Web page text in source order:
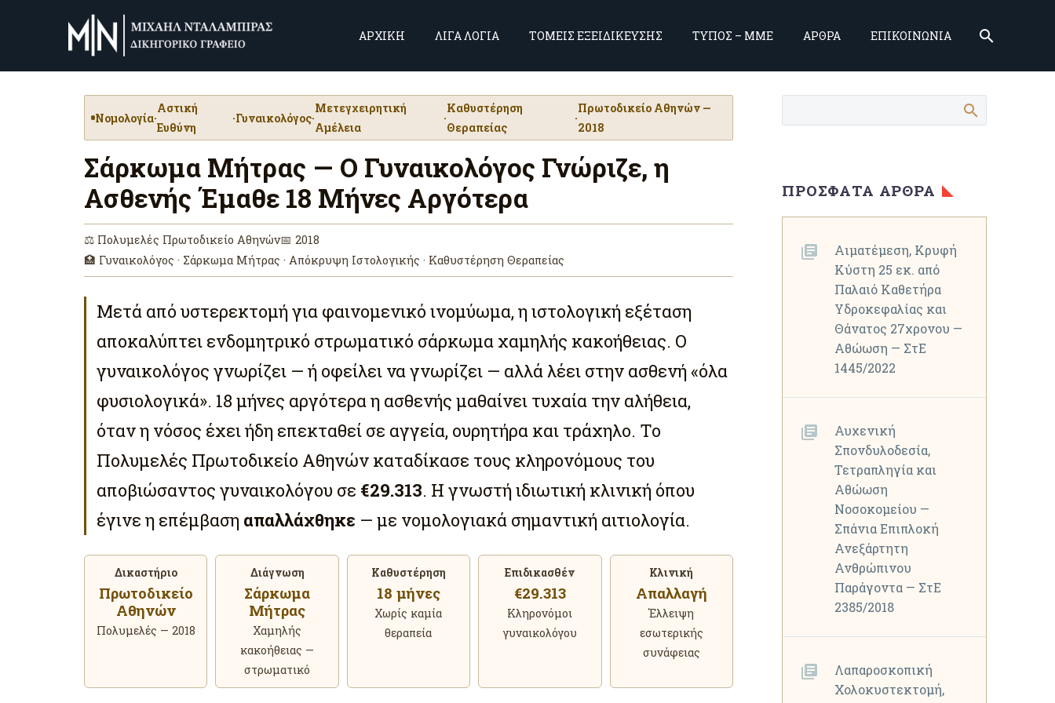
ΑΡΧΙΚΗ ΛΙΓΑ ΛΟΓΙΑ ΤΟΜΕΙΣ ΕΞΕΙΔΙΚΕΥΣΗΣ ΤΥΠΟΣ – ΜΜΕ ΑΡΘΡΑ ΕΠΙΚΟΙΝΩΝΙΑ
Νομολογία·
Αστική
Ευθύνη
·Γυναικολόγος·
Μετεγχειρητική
Αμέλεια
·
Καθυστέρηση
Θεραπείας
·
Πρωτοδικείο Αθηνών —
2018
Σάρκωμα Μήτρας — Ο Γυναικολόγος Γνώριζε, η
Ασθενής Έμαθε 18 Μήνες Αργότερα
⚖ Πολυμελές Πρωτοδικείο Αθηνών📅 2018
🏥 Γυναικολόγος · Σάρκωμα Μήτρας · Απόκρυψη Ιστολογικής · Καθυστέρηση Θεραπείας
Μετά από υστερεκτομή για φαινομενικό ινομύωμα, η ιστολογική εξέταση
αποκαλύπτει ενδομητρικό στρωματικό σάρκωμα χαμηλής κακοήθειας. Ο
γυναικολόγος γνωρίζει — ή οφείλει να γνωρίζει — αλλά λέει στην ασθενή «όλα
φυσιολογικά». 18 μήνες αργότερα η ασθενής μαθαίνει τυχαία την αλήθεια,
όταν η νόσος έχει ήδη επεκταθεί σε αγγεία, ουρητήρα και τράχηλο. Το
Πολυμελές Πρωτοδικείο Αθηνών καταδίκασε τους κληρονόμους του
αποβιώσαντος γυναικολόγου σε €29.313. Η γνωστή ιδιωτική κλινική όπου
έγινε η επέμβαση απαλλάχθηκε — με νομολογιακά σημαντική αιτιολογία.
Δικαστήριο
Πρωτοδικείο
Αθηνών
Πολυμελές — 2018
Διάγνωση
Σάρκωμα
Μήτρας
Χαμηλής
κακοήθειας —
στρωματικό
Καθυστέρηση
18 μήνες
Χωρίς καμία
θεραπεία
Επιδικασθέν
€29.313
Κληρονόμοι
γυναικολόγου
Κλινική
Απαλλαγή
Έλλειψη
εσωτερικής
συνάφειας
ΠΡΌΣΦΑΤΑ ΆΡΘΡΑ
Αιματέμεση, Κρυφή
Κύστη 25 εκ. από
Παλαιό Καθετήρα
Υδροκεφαλίας και
Θάνατος 27χρονου —
Αθώωση — ΣτΕ
1445/2022
Αυχενική
Σπονδυλοδεσία,
Τετραπληγία και
Αθώωση
Νοσοκομείου —
Σπάνια Επιπλοκή
Ανεξάρτητη
Ανθρώπινου
Παράγοντα — ΣτΕ
2385/2018
Λαπαροσκοπική
Χολοκυστεκτομή,